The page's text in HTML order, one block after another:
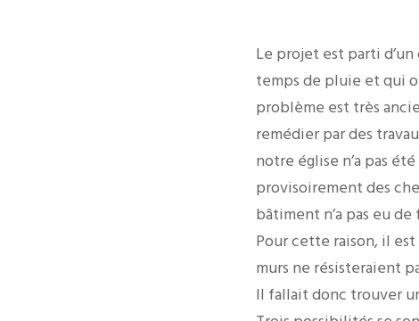
Le projet est parti
temps de pluie et qui
problème est très
remédier par des
notre église n’a pas
provisoirement des
bâtiment n’a pas eu
Pour cette raison, il
murs ne résisteraient
Il fallait donc trouver